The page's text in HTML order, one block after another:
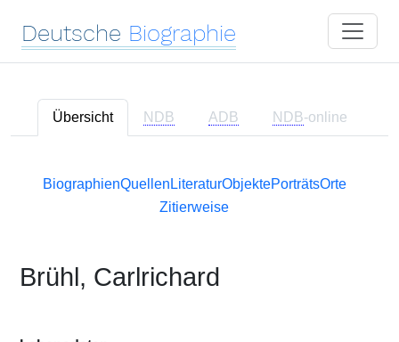
Deutsche Biographie
Übersicht NDB ADB NDB-online
BiographienQuellen LiteraturObjektePorträtsOrte
Zitierweise
Brühl, Carlrichard